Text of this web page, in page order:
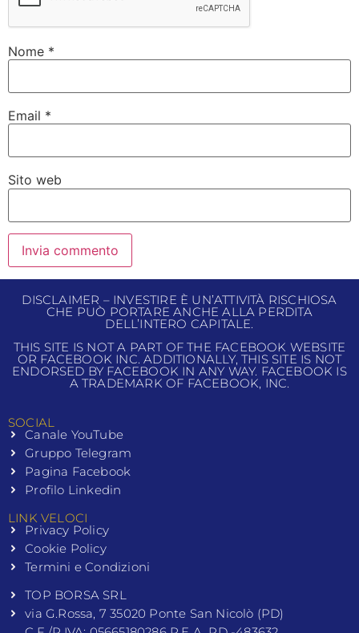
Nome *
Email *
Sito web
DISCLAIMER – INVESTIRE È UN’ATTIVITÀ RISCHIOSA
CHE PUÒ PORTARE ANCHE ALLA PERDITA
DELL’INTERO CAPITALE.
THIS SITE IS NOT A PART OF THE FACEBOOK WEBSITE
OR FACEBOOK INC. ADDITIONALLY, THIS SITE IS NOT
ENDORSED BY FACEBOOK IN ANY WAY. FACEBOOK IS
A TRADEMARK OF FACEBOOK, INC.
SOCIAL
Canale YouTube
Gruppo Telegram
Pagina Facebook
Profilo Linkedin
LINK VELOCI
Privacy Policy
Cookie Policy
Termini e Condizioni
TOP BORSA SRL
via G.Rossa, 7 35020 Ponte San Nicolò (PD)